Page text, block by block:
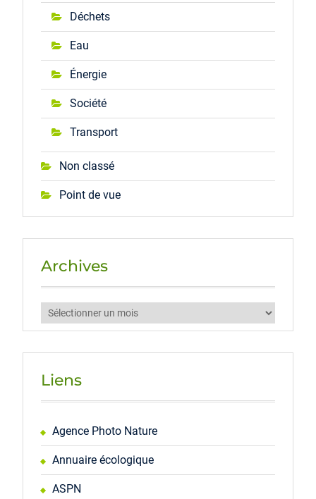
Déchets
Eau
Énergie
Société
Transport
Non classé
Point de vue
Archives
Archives
Liens
Agence Photo Nature
Annuaire écologique
ASPN